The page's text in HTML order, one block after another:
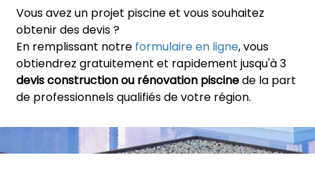
Vous avez un projet piscine et vous souhaitez
obtenir des devis ?
En remplissant notre formulaire en ligne, vous
obtiendrez gratuitement et rapidement jusqu'à 3
devis construction ou rénovation piscinede la part
de professionnels qualifiés de votre région.